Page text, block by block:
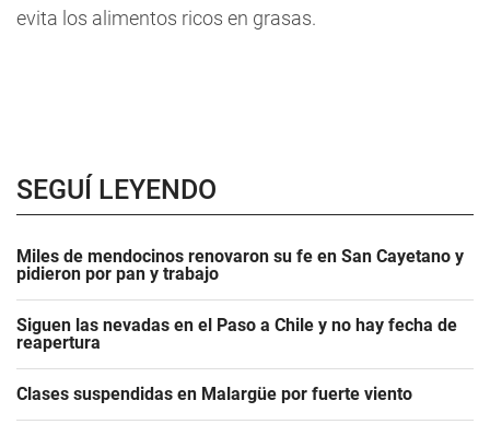
evita los alimentos ricos en grasas.
SEGUÍ LEYENDO
Miles de mendocinos renovaron su fe en San Cayetano y
pidieron por pan y trabajo
Siguen las nevadas en el Paso a Chile y no hay fecha de
reapertura
Clases suspendidas en Malargüe por fuerte viento